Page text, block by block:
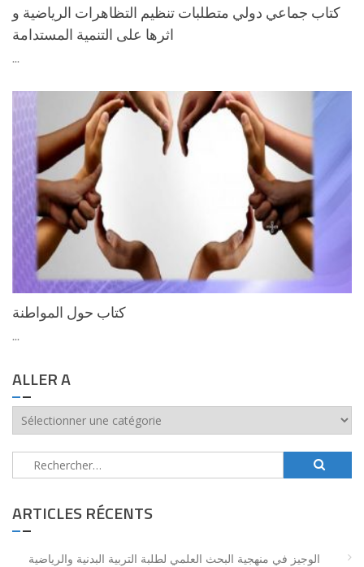
كتاب جماعي دولي متطلبات تنظيم التظاهرات الرياضية و
اثرها على التنمية المستدامة
...
كتاب حول المواطنة
...
ALLER A
aller
Rechercher :
ARTICLES RÉCENTS
الوجيز في منهجية البحث العلمي لطلبة التربية البدنية والرياضية